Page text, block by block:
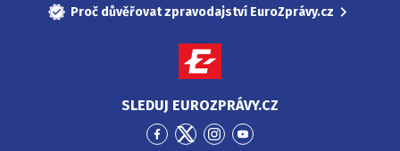
Proč důvěřovat zpravodajství EuroZprávy.cz
SLEDUJ EUROZPRÁVY.CZ
PřejítPřejítPřejítPřejít